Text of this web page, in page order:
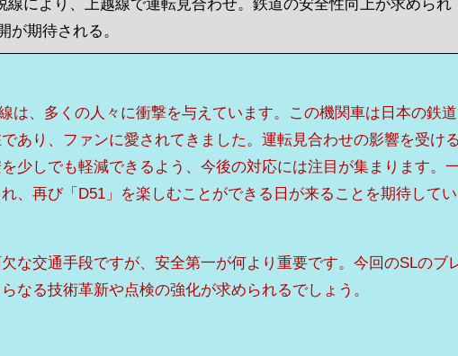
が期待される。
は、多くの人々に衝撃を与えています。この機関車は日本の鉄道
あり、ファンに愛されてきました。運転見合わせの影響を受け
少しでも軽減できるよう、今後の対応には注目が集まります。
、再び「D51」を楽しむことができる日が来ることを期待してい
な交通手段ですが、安全第一が何より重要です。今回のSLのブ
なる技術革新や点検の強化が求められるでしょう。